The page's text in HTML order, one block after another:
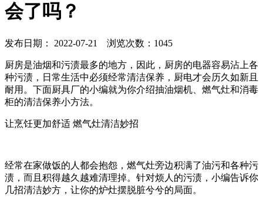
会了吗？
发布日期： 2022-07-21 浏览次数：1045
厨房是油烟和污渍最多的地方，因此，厨房的电器容易沾上各
种污渍，日常生活中必须经常清洁保养，厨电才会历久如新且
耐用。下面厨具厂的小编就为你介绍抽油烟机、燃气灶和消毒
柜的清洁保养小方法。
让烹饪更加舒适 燃气灶清洁妙招
经常在家做饭的人都会抱怨，燃气灶旁边积满了油污和各种污
渍，而且积得越久越难清理掉。针对烦人的污渍，小编告诉你
几招清洁妙方，让你的炉灶摆脱脏兮兮的局面。